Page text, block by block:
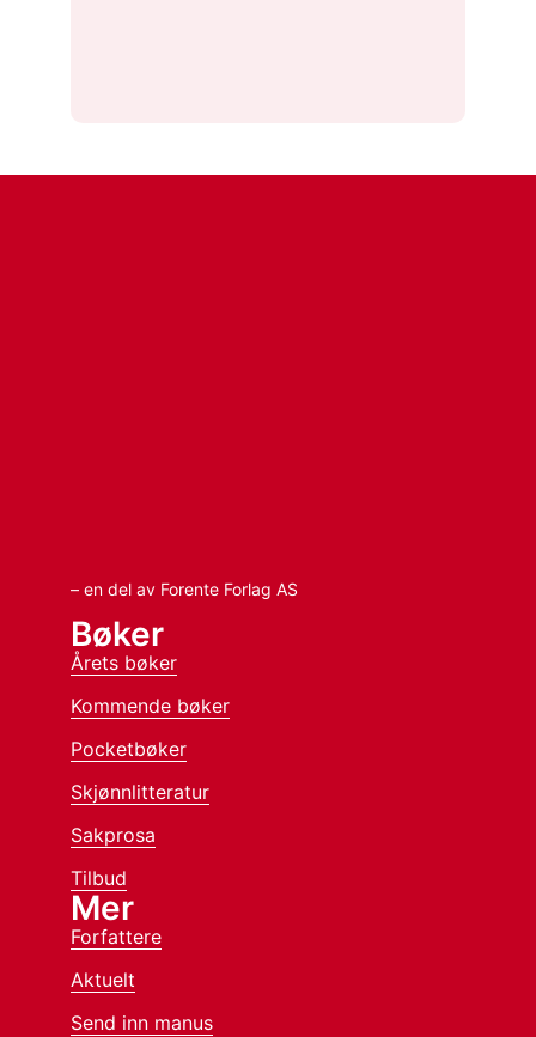
– en del av Forente Forlag AS
Bøker
Årets bøker
Kommende bøker
Pocketbøker
Skjønnlitteratur
Sakprosa
Tilbud
Mer
Forfattere
Aktuelt
Send inn manus